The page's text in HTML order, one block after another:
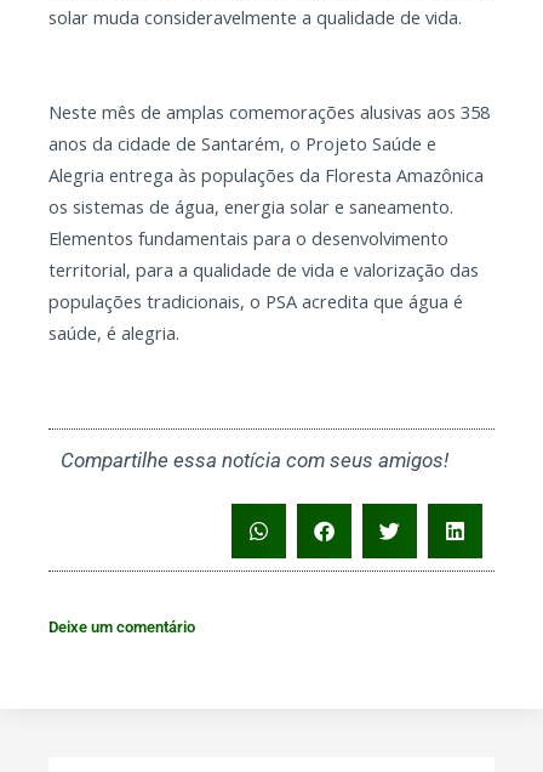
solar muda consideravelmente a qualidade de vida.
Neste mês de amplas comemorações alusivas aos 358
anos da cidade de Santarém, o Projeto Saúde e
Alegria entrega às populações da Floresta Amazônica
os sistemas de água, energia solar e saneamento.
Elementos fundamentais para o desenvolvimento
territorial, para a qualidade de vida e valorização das
populações tradicionais, o PSA acredita que água é
saúde, é alegria.
Compartilhe essa notícia com seus amigos!
Deixe um comentário